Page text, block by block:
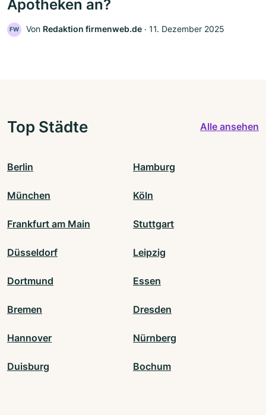
Apotheken an?
FW Von Redaktion firmenweb.de ‧ 11. Dezember 2025
Top Städte Alle ansehen
Berlin Hamburg
München Köln
Frankfurt am Main Stuttgart
Düsseldorf Leipzig
Dortmund Essen
Bremen Dresden
Hannover Nürnberg
Duisburg Bochum